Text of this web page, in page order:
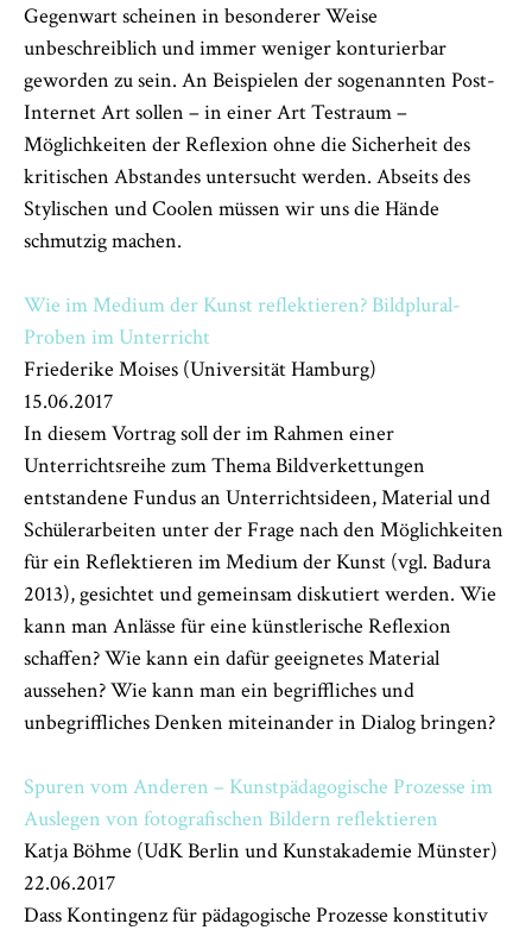
Gegenwart scheinen in besonderer Weise
unbeschreiblich und immer weniger konturierbar
geworden zu sein. An Beispielen der sogenannten Post-
Internet Art sollen – in einer Art Testraum –
Möglichkeiten der Reflexion ohne die Sicherheit des
kritischen Abstandes untersucht werden. Abseits des
Stylischen und Coolen müssen wir uns die Hände
schmutzig machen.
Wie im Medium der Kunst reflektieren? Bildplural-
Proben im Unterricht
Friederike Moises (Universität Hamburg)
15.06.2017
In diesem Vortrag soll der im Rahmen einer
Unterrichtsreihe zum Thema Bildverkettungen
entstandene Fundus an Unterrichtsideen, Material und
Schülerarbeiten unter der Frage nach den Möglichkeiten
für ein Reflektieren im Medium der Kunst (vgl. Badura
2013), gesichtet und gemeinsam diskutiert werden. Wie
kann man Anlässe für eine künstlerische Reflexion
schaffen? Wie kann ein dafür geeignetes Material
aussehen? Wie kann man ein begriffliches und
unbegriffliches Denken miteinander in Dialog bringen?
Spuren vom Anderen – Kunstpädagogische Prozesse im
Auslegen von fotografischen Bildern reflektieren
Katja Böhme (UdK Berlin und Kunstakademie Münster)
22.06.2017
Dass Kontingenz für pädagogische Prozesse konstitutiv